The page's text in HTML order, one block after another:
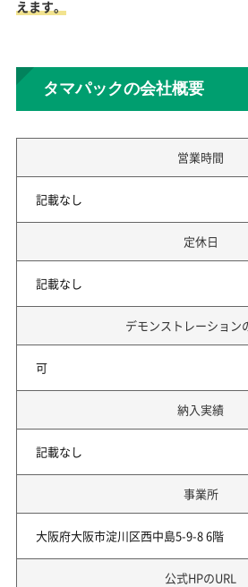
えます。
タマパックの会社概要
営業時間
記載なし
定休日
記載なし
デモンストレーション
可
納入実績
記載なし
事業所
大阪府大阪市淀川区西中島5-9-8 6階
公式HPのURL